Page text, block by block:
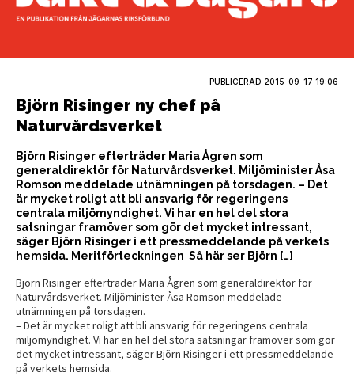
PUBLICERAD 2015-09-17 19:06
Björn Risinger ny chef på
Naturvårdsverket
Björn Risinger efterträder Maria Ågren som
generaldirektör för Naturvårdsverket. Miljöminister Åsa
Romson meddelade utnämningen på torsdagen. – Det
är mycket roligt att bli ansvarig för regeringens
centrala miljömyndighet. Vi har en hel del stora
satsningar framöver som gör det mycket intressant,
säger Björn Risinger i ett pressmeddelande på verkets
hemsida. Meritförteckningen Så här ser Björn […]
Björn Risinger efterträder Maria Ågren som generaldirektör för
Naturvårdsverket. Miljöminister Åsa Romson meddelade
utnämningen på torsdagen.
– Det är mycket roligt att bli ansvarig för regeringens centrala
miljömyndighet. Vi har en hel del stora satsningar framöver som gör
det mycket intressant, säger Björn Risinger i ett pressmeddelande
på verkets hemsida.